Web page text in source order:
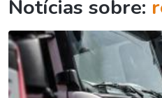
Notícias sobre: